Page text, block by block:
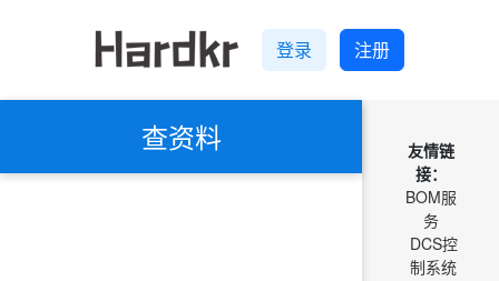
登录 注册
查资料
友情链
接：
BOM服
务
DCS控
制系统